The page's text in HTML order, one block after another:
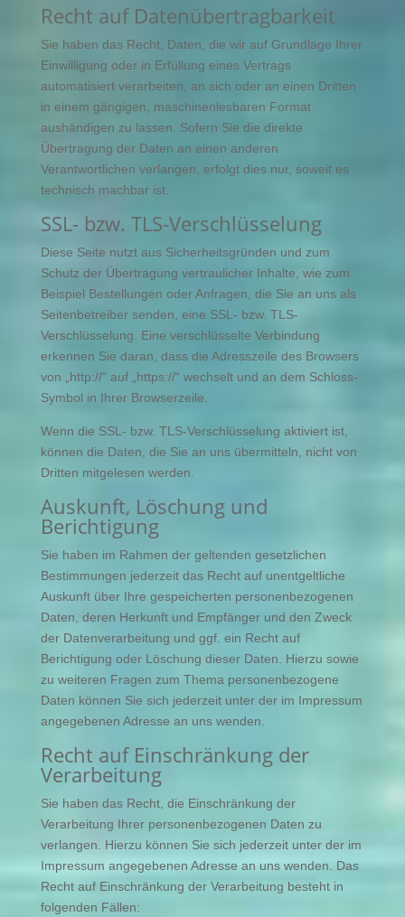
Recht auf Datenübertragbarkeit
Sie haben das Recht, Daten, die wir auf Grundlage Ihrer
Einwilligung oder in Erfüllung eines Vertrags
automatisiert verarbeiten, an sich oder an einen Dritten
in einem gängigen, maschinenlesbaren Format
aushändigen zu lassen. Sofern Sie die direkte
Übertragung der Daten an einen anderen
Verantwortlichen verlangen, erfolgt dies nur, soweit es
technisch machbar ist.
SSL- bzw. TLS-Verschlüsselung
Diese Seite nutzt aus Sicherheitsgründen und zum
Schutz der Übertragung vertraulicher Inhalte, wie zum
Beispiel Bestellungen oder Anfragen, die Sie an uns als
Seitenbetreiber senden, eine SSL- bzw. TLS-
Verschlüsselung. Eine verschlüsselte Verbindung
erkennen Sie daran, dass die Adresszeile des Browsers
von „http://“ auf „https://“ wechselt und an dem Schloss-
Symbol in Ihrer Browserzeile.
Wenn die SSL- bzw. TLS-Verschlüsselung aktiviert ist,
können die Daten, die Sie an uns übermitteln, nicht von
Dritten mitgelesen werden.
Auskunft, Löschung und
Berichtigung
Sie haben im Rahmen der geltenden gesetzlichen
Bestimmungen jederzeit das Recht auf unentgeltliche
Auskunft über Ihre gespeicherten personenbezogenen
Daten, deren Herkunft und Empfänger und den Zweck
der Datenverarbeitung und ggf. ein Recht auf
Berichtigung oder Löschung dieser Daten. Hierzu sowie
zu weiteren Fragen zum Thema personenbezogene
Daten können Sie sich jederzeit unter der im Impressum
angegebenen Adresse an uns wenden.
Recht auf Einschränkung der
Verarbeitung
Sie haben das Recht, die Einschränkung der
Verarbeitung Ihrer personenbezogenen Daten zu
verlangen. Hierzu können Sie sich jederzeit unter der im
Impressum angegebenen Adresse an uns wenden. Das
Recht auf Einschränkung der Verarbeitung besteht in
folgenden Fällen: